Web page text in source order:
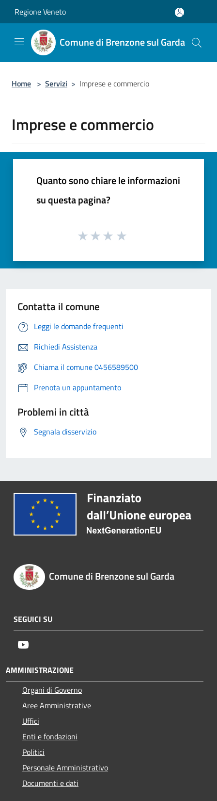
Regione Veneto
Comune di Brenzone sul Garda
Home > Servizi > Imprese e commercio
Imprese e commercio
Quanto sono chiare le informazioni
su questa pagina?
Contatta il comune
Leggi le domande frequenti
Richiedi Assistenza
Chiama il comune 0456589500
Prenota un appuntamento
Problemi in città
Segnala disservizio
Comune di Brenzone sul Garda
SEGUICI SU
AMMINISTRAZIONE
Organi di Governo
Aree Amministrative
Uffici
Enti e fondazioni
Politici
Personale Amministrativo
Documenti e dati